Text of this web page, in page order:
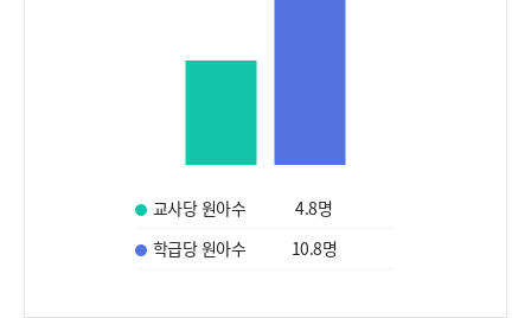
교사당 원아수 4.8명
학급당 원아수
10.8명